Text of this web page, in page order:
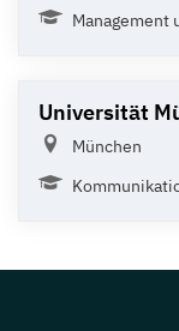
Management
Universität
München